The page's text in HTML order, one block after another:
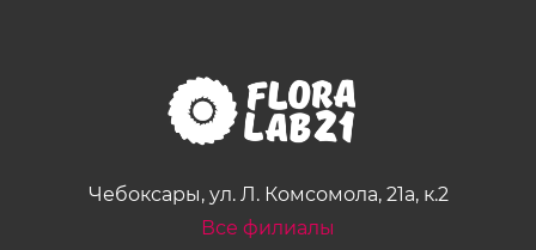
Чебоксары, ул. Л. Комсомола, 21а, к.2
Все филиалы